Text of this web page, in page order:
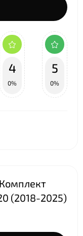
4
0%
5
0%
Комплект
(2018-2025)